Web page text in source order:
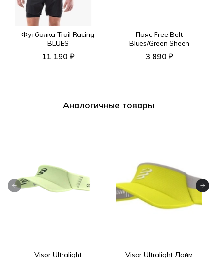
Футболка Trail Racing
BLUES
11 190 ₽
Пояс Free Belt
Blues/Green Sheen
3 890 ₽
Аналогичные товары
Visor Ultralight
Visor Ultralight Лайм